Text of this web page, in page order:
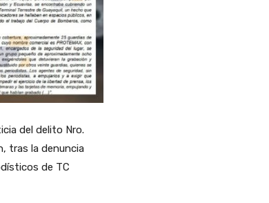
del delito Nro.
tras la denuncia
de TC